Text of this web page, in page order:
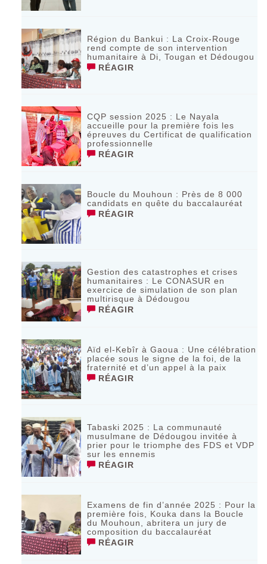
Région du Bankui : La Croix-Rouge
rend compte de son intervention
humanitaire à Di, Tougan et Dédougou
RÉAGIR
CQP session 2025 : Le Nayala
accueille pour la première fois les
épreuves du Certificat de qualification
professionnelle
RÉAGIR
Boucle du Mouhoun : Près de 8 000
candidats en quête du baccalauréat
RÉAGIR
Gestion des catastrophes et crises
humanitaires : Le CONASUR en
exercice de simulation de son plan
multirisque à Dédougou
RÉAGIR
Aïd el-Kebîr à Gaoua : Une célébration
placée sous le signe de la foi, de la
fraternité et d’un appel à la paix
RÉAGIR
Tabaski 2025 : La communauté
musulmane de Dédougou invitée à
prier pour le triomphe des FDS et VDP
sur les ennemis
RÉAGIR
Examens de fin d’année 2025 : Pour la
première fois, Kouka dans la Boucle
du Mouhoun, abritera un jury de
composition du baccalauréat
RÉAGIR